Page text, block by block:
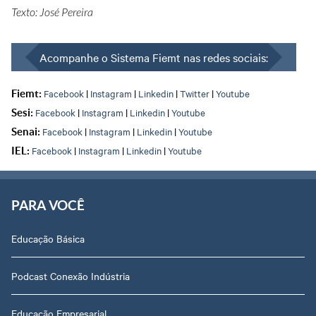
Texto: José Pereira
Acompanhe o Sistema Fiemt nas redes sociais:
Fiemt: Facebook | Instagram | Linkedin |Twitter |Youtube
Sesi: Facebook | Instagram | Linkedin |Youtube
Senai: Facebook | Instagram | Linkedin |Youtube
IEL: Facebook | Instagram | Linkedin |Youtube
PARA VOCÊ
Educação Básica
Podcast Conexão Indústria
Educação Empresarial